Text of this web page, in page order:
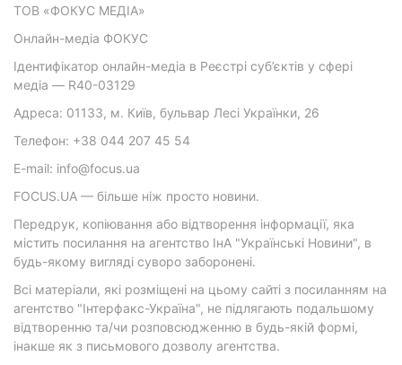
ТОВ «ФОКУС МЕДІА»
Онлайн-медіа ФОКУС
Ідентифікатор онлайн-медіа в Реєстрі суб’єктів у сфері
медіа — R40-03129
Адреса: 01133, м. Київ, бульвар Лесі Українки, 26
Телефон: +38 044 207 45 54
E-mail: info@focus.ua
FOCUS.UA — більше ніж просто новини.
Передрук, копіювання або відтворення інформації, яка
містить посилання на агентство ІнА "Українські Новини", в
будь-якому вигляді суворо заборонені.
Всі матеріали, які розміщені на цьому сайті з посиланням на
агентство "Інтерфакс-Україна", не підлягають подальшому
відтворенню та/чи розповсюдженню в будь-якій формі,
інакше як з письмового дозволу агентства.